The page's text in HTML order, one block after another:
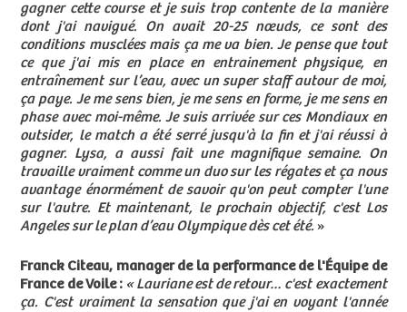
gagner cette course et je suis trop contente de la manière
dont j'ai navigué. On avait 20-25 nœuds, ce sont des
conditions musclées mais ça me va bien. Je pense que tout
ce que j'ai mis en place en entrainement physique, en
entraînement sur l’eau, avec un super staff autour de moi,
ça paye. Je me sens bien, je me sens en forme, je me sens en
phase avec moi-même. Je suis arrivée sur ces Mondiaux en
outsider, le match a été serré jusqu'à la fin et j'ai réussi à
gagner. Lysa, a aussi fait une magnifique semaine. On
travaille vraiment comme un duo sur les régates et ça nous
avantage énormément de savoir qu'on peut compter l'une
sur l'autre. Et maintenant, le prochain objectif, c'est Los
Angeles sur le plan d’eau Olympique dès cet été. »
Franck Citeau, manager de la performance de l'Équipe de
France de Voile : « Lauriane est de retour… c'est exactement
ça. C'est vraiment la sensation que j'ai en voyant l'année